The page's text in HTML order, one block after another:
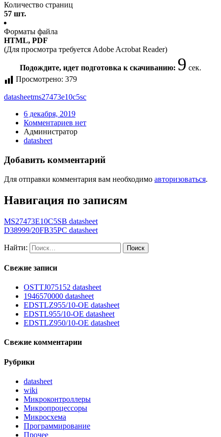
Количество страниц
57 шт.
Форматы файла
HTML, PDF
(Для просмотра требуется Adobe Acrobat Reader)
Подождите, идет подготовка к скачиванию: 9 сек.
Просмотрено: 379
datasheetms27473e10c5sc
6 декабря, 2019
Комментариев нет
Администратор
datasheet
Добавить комментарий
Для отправки комментария вам необходимо авторизоваться.
Навигация по записям
MS27473E10C5SB datasheet
D38999/20FB35PC datasheet
Найти:
Свежие записи
OSTTJ075152 datasheet
1946570000 datasheet
EDSTLZ955/10-OE datasheet
EDSTL955/10-OE datasheet
EDSTLZ950/10-OE datasheet
Свежие комментарии
Рубрики
datasheet
wiki
Микроконтроллеры
Микропроцессоры
Микросхема
Программирование
Прочее